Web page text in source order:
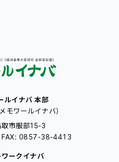
ルイナバ 本部
モワールイナバ）
市服部15-3
0857-38-4413
ークイナバ